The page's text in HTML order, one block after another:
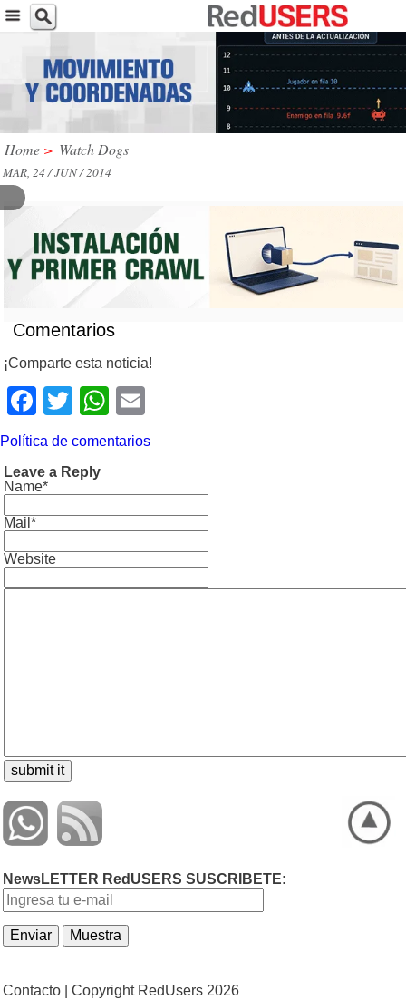
Home > Watch Dogs
MAR, 24 / JUN / 2014
Comentarios
¡Comparte esta noticia!
Facebook
TwitterWhatsApp
Política de comentarios
Leave a Reply
Name*
Mail*
Website
NewsLETTER RedUSERS SUSCRIBETE:
Contacto | Copyright RedUsers 2026